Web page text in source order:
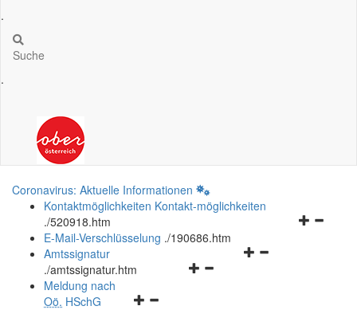
.
Suche
.
Coronavirus: Aktuelle Informationen
Kontaktmöglichkeiten Kontakt-möglichkeiten
./520918.htm
Navigationsmenü
E-Mail-Verschlüsselung ./190686.htm
Navigationsmenü
Amtssignatur
./amtssignatur.htm
Navigationsmenü
Meldung nach
Oö. HSchG